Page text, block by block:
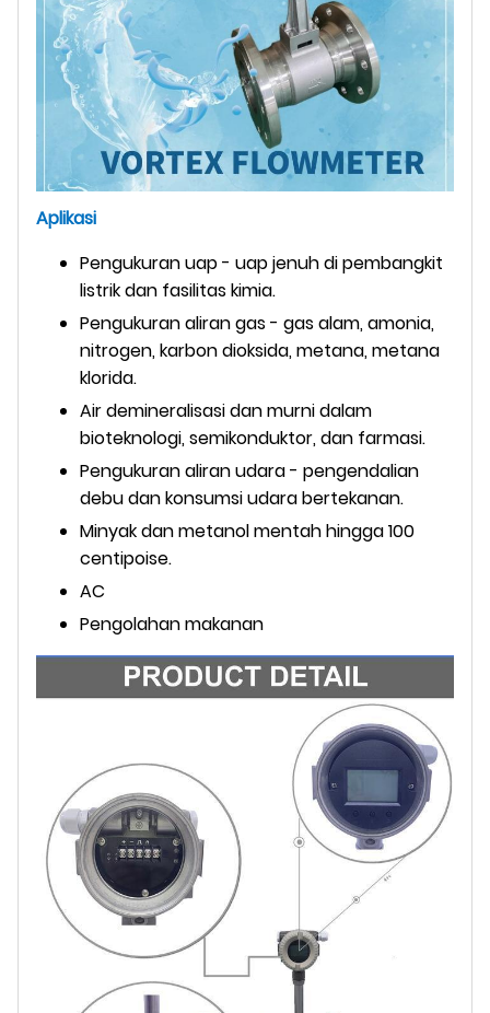
Aplikasi
Pengukuran uap - uap jenuh di pembangkit
listrik dan fasilitas kimia.
Pengukuran aliran gas - gas alam, amonia,
nitrogen, karbon dioksida, metana, metana
klorida.
Air demineralisasi dan murni dalam
bioteknologi, semikonduktor, dan farmasi.
Pengukuran aliran udara - pengendalian
debu dan konsumsi udara bertekanan.
Minyak dan metanol mentah hingga 100
centipoise.
AC
Pengolahan makanan